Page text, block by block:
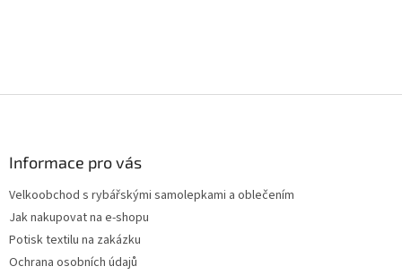
y
Informace pro vás
Velkoobchod s rybářskými samolepkami a oblečením
Jak nakupovat na e-shopu
Potisk textilu na zakázku
Ochrana osobních údajů